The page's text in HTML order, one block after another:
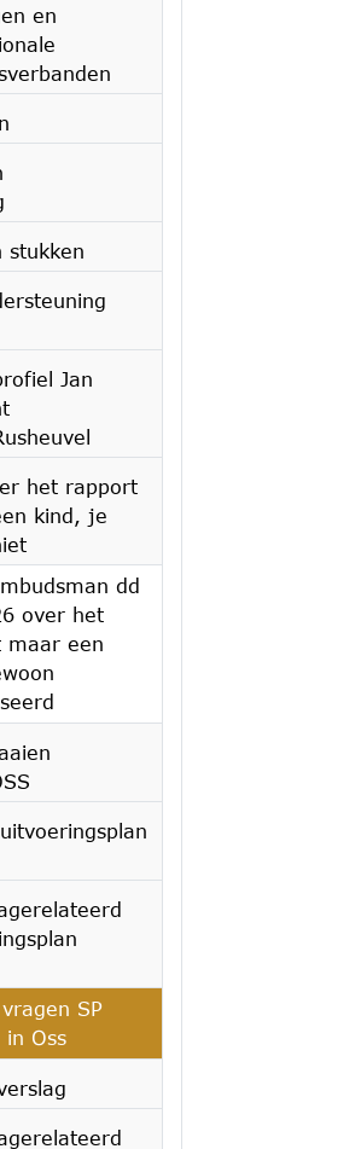
en
stukken
Jan
het rapport
kind, je
dd
over het
maar een
SP
in Oss